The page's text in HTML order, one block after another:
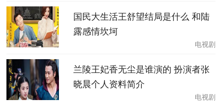
国民大生活王舒望结局是什么 和陆
露感情坎坷
电视剧
兰陵王妃香无尘是谁演的 扮演者张
晓晨个人资料简介
电视剧